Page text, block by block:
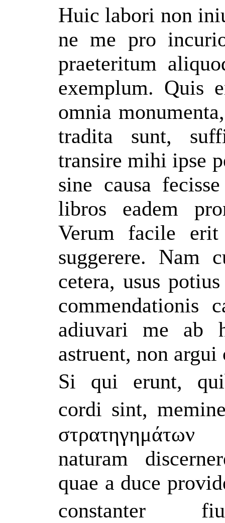
Huic labori non
ne me pro
praeteritum
exemplum. Quis
omnia
tradita sunt,
transire mihi ipse
sine causa
libros eadem
Verum facile erit
suggerere. Nam
cetera, usus
commendationis
adiuvari me ab
astruent, non argui
Si qui erunt,
cordi sint,
naturam
quae a duce
constanter